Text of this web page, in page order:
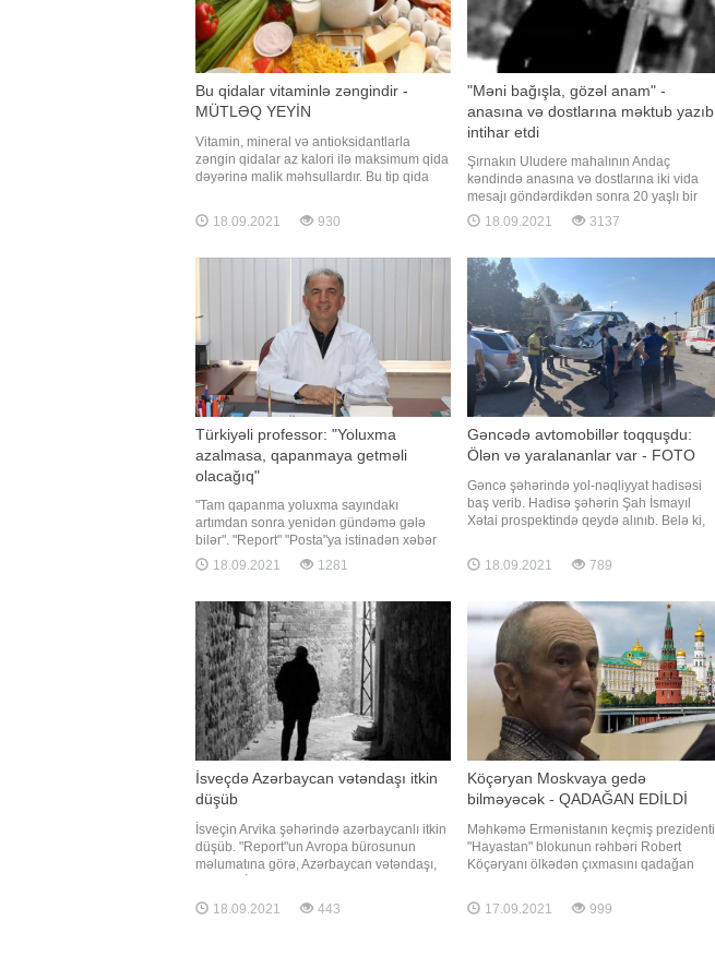
Bu qidalar vitaminlə zəngindir -
MÜTLƏQ YEYİN
Vitamin, mineral və antioksidantlarla
zəngin qidalar az kalori ilə maksimum qida
dəyərinə malik məhsullardır. Bu tip qida
deyilir. -ın məlumatına görə, Azərbaycan
Qida Təhlükəsizliyi İnstitutundan bildirilib
18.09.2021 930
"Məni bağışla, gözəl anam" -
anasına və dostlarına məktub yazıb
intihar etdi
Şırnakın Uludere mahalının Andaç
kəndində anasına və dostlarına iki vida
mesajı göndərdikdən sonra 20 yaşlı bir
gənc 35 metr yüksəklikdəki uçurumdan
tullanaraq intihar edib. Anasına göndərdiyi
anam. Qardaşlarıma və dostlarıma vaxt
ayırmadan köçüb getdim"
18.09.2021 3137
Türkiyəli professor: "Yoluxma
azalmasa, qapanmaya getməli
olacağıq"
"Tam qapanma yoluxma sayındakı
artımdan sonra yenidən gündəmə gələ
bilər". "Report" "Posta"ya istinadən xəbər
verir ki, bunu türkiyəli professor Faruk
Aydın deyib. "Qış çox ağır keçəcək.
aparırıq. Amma yoluxma sayını azalda
bilməsək
18.09.2021 1281
Gəncədə avtomobillər toqquşdu:
Ölən və yaralananlar var - FOTO
Gəncə şəhərində yol-nəqliyyat hadisəsi
baş verib. Hadisə şəhərin Şah İsmayıl
Xətai prospektində qeydə alınıb. Belə ki,
avtomobili ilə KİA markalı avtomobil
toqquşub. Daha sonra avtomobillərdən biri
biri ölüb, digəri is
18.09.2021 789
İsveçdə Azərbaycan vətəndaşı itkin
düşüb
İsveçin Arvika şəhərində azərbaycanlı itkin
düşüb. "Report"un Avropa bürosunun
məlumatına görə, Azərbaycan vətəndaşı,
15-dən etibarən xəbər almaq mümkün
olmayıb. O, evdən çıxdıqdan bir qədər
18.09.2021 443
Köçəryan Moskvaya gedə
bilməyəcək - QADAĞAN EDİLDİ
Məhkəmə Ermənistanın keçmiş prezidenti,
"Hayastan" blokunun rəhbəri Robert
Köçəryanı ölkədən çıxmasını qadağan
"Hayastan" blokunun mətbuat xidməti
məlumat yayıb. Bildirilib ki, təxminən bir
17.09.2021 999